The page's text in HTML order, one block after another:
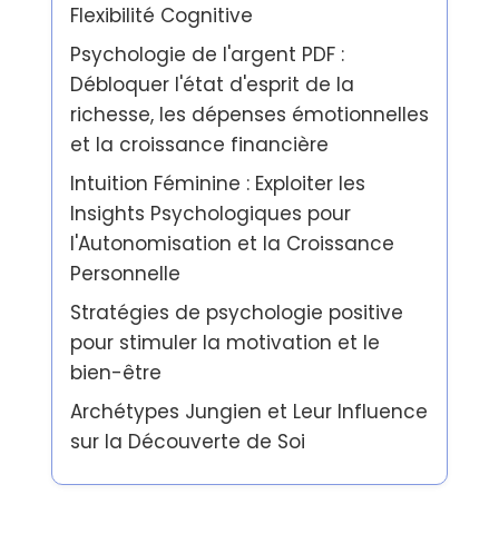
Flexibilité Cognitive
Psychologie de l'argent PDF :
Débloquer l'état d'esprit de la
richesse, les dépenses émotionnelles
et la croissance financière
Intuition Féminine : Exploiter les
Insights Psychologiques pour
l'Autonomisation et la Croissance
Personnelle
Stratégies de psychologie positive
pour stimuler la motivation et le
bien-être
Archétypes Jungien et Leur Influence
sur la Découverte de Soi